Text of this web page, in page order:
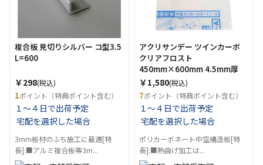
複合板 見切りシルバー コ型3.5
L=600
￥298(税込)
1ポイント（特典ポイント含む）
１～４日で出荷予定
宅配を選択した場合
3mm板材のふち施工に最適[特
長]:■アルミ複合板等3m...
アクリサンデー ツインカーボ
クリアフロスト
450mm×600mm 4.5mm厚
￥1,580(税込)
7ポイント（特典ポイント含む）
１～４日で出荷予定
宅配を選択した場合
ポリカーボネート中空構造板[特
長]:■熱曲げ加工は...